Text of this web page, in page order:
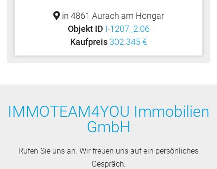
in 4861 Aurach am Hongar
Objekt ID I-1207_2.06
Kaufpreis 302.345 €
IMMOTEAM4YOU Immobilien
GmbH
Rufen Sie uns an. Wir freuen uns auf ein persönliches
Gespräch.